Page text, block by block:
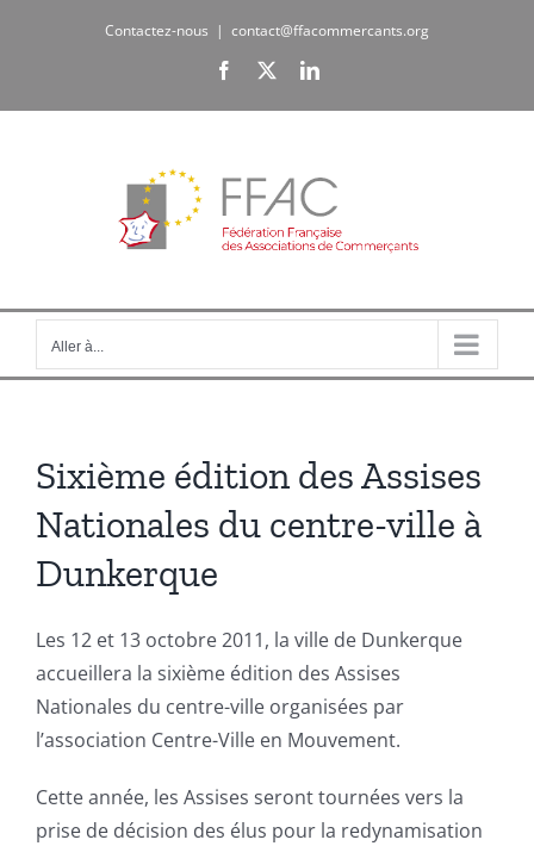
Contactez-nous | contact@ffacommercants.org
Facebook LinkedIn
Aller à...
Sixième édition des Assises
Nationales du centre-ville à
Dunkerque
Les 12 et 13 octobre 2011, la ville de Dunkerque
accueillera la sixième édition des Assises
Nationales du centre-ville organisées par
l’association Centre-Ville en Mouvement.
Cette année, les Assises seront tournées vers la
prise de décision des élus pour la redynamisation